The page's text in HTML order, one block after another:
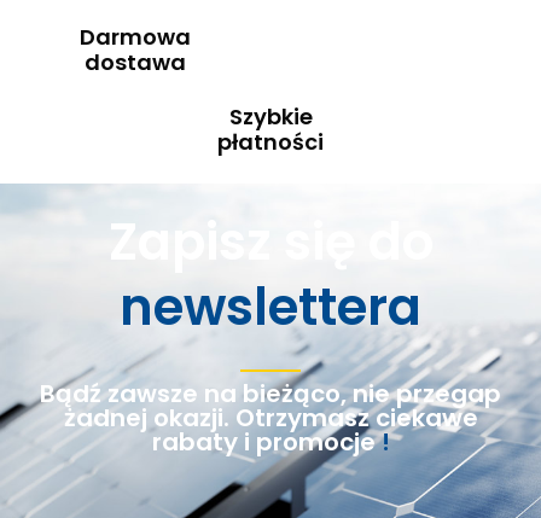
Darmowa
dostawa
Szybkie
płatności
Zapisz się do
newslettera
Bądź zawsze na bieżąco, nie przegap
żadnej okazji. Otrzymasz ciekawe
rabaty i promocje!